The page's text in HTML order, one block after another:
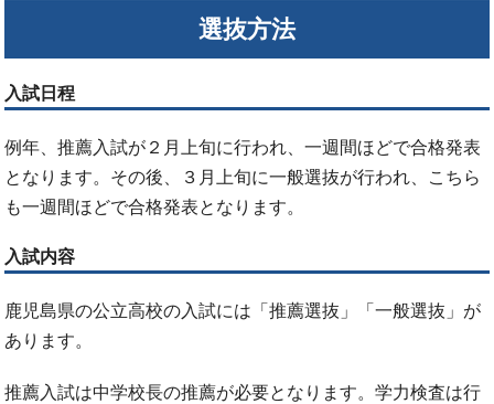
選抜方法
入試日程
例年、推薦入試が２月上旬に行われ、一週間ほどで合格発表
となります。その後、３月上旬に一般選抜が行われ、こちら
も一週間ほどで合格発表となります。
入試内容
鹿児島県の公立高校の入試には「推薦選抜」「一般選抜」が
あります。
推薦入試は中学校長の推薦が必要となります。学力検査は行